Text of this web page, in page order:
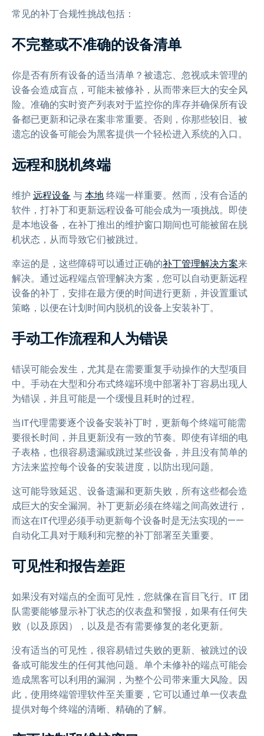
常见的补丁合规性挑战包括：
不完整或不准确的设备清单
你是否有所有设备的适当清单？被遗忘、忽视或未管理的
设备会造成盲点，可能未被修补，从而带来巨大的安全风
险。准确的实时资产列表对于监控你的库存并确保所有设
备都已更新和记录在案非常重要。否则，你那些较旧、被
遗忘的设备可能会为黑客提供一个轻松进入系统的入口。
远程和脱机终端
维护 远程设备 与本地终端一样重要。然而，没有合适的
软件，打补丁和更新远程设备可能会成为一项挑战。即使
是本地设备，在补丁推出的维护窗口期间也可能被留在脱
机状态，从而导致它们被跳过。
幸运的是，这些障碍可以通过正确的补丁管理解决方案来
解决。通过远程端点管理解决方案，您可以自动更新远程
设备的补丁，安排在最方便的时间进行更新，并设置重试
策略，以便在计划时间内脱机的设备上安装补丁。
手动工作流程和人为错误
错误可能会发生，尤其是在需要重复手动操作的大型项目
中。手动在大型和分布式终端环境中部署补丁容易出现人
为错误，并且可能是一个缓慢且耗时的过程。
当IT代理需要逐个设备安装补丁时，更新每个终端可能需
要很长时间，并且更新没有一致的节奏。即使有详细的电
子表格，也很容易遗漏或跳过某些设备，并且没有简单的
方法来监控每个设备的安装进度，以防出现问题。
这可能导致延迟、设备遗漏和更新失败，所有这些都会造
成巨大的安全漏洞。补丁更新必须在终端之间高效进行，
而这在IT代理必须手动更新每个设备时是无法实现的——
自动化工具对于顺利和完整的补丁部署至关重要。
可见性和报告差距
如果没有对端点的全面可见性，您就像在盲目飞行。IT 团
队需要能够显示补丁状态的仪表盘和警报，如果有任何失
败（以及原因），以及是否有需要修复的老化更新。
没有适当的可见性，很容易错过失败的更新、被跳过的设
备或可能发生的任何其他问题。单个未修补的端点可能会
造成黑客可以利用的漏洞，为整个公司带来重大风险。因
此，使用终端管理软件至关重要，它可以通过单一仪表盘
提供对每个终端的清晰、精确的了解。